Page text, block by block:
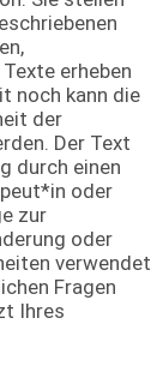
erheben
noch kann die
der
Der Text
durch einen
oder
zur
oder
verwendet
Fragen
Ihres